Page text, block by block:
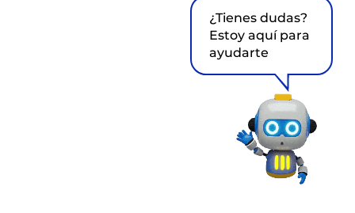
¿Tienes dudas?
Estoy aquí para
ayudarte